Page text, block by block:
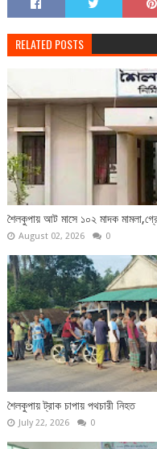
RELATED POSTS
শৈলকুপায় আট মাসে ১০২ মাদক
August 02, 2026 0
শৈলকুপায় ট্রাক চাপায় পথচারী নিহত
July 22, 2026 0